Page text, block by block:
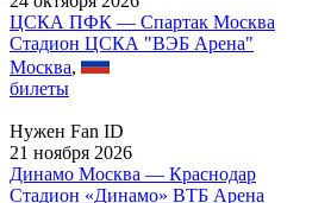
ЦСКА ПФК — Спартак Москва
Стадион ЦСКА "ВЭБ Арена"
Москва,
билеты
Нужен Fan ID
21 ноября 2026
Динамо Москва — Краснодар
Стадион «Динамо» ВТБ Арена